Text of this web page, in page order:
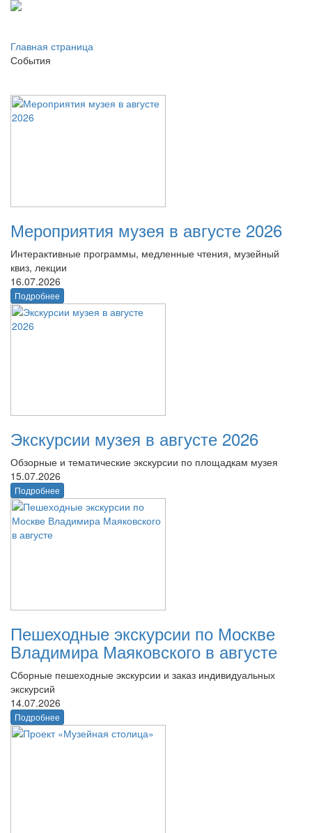
Главная страница
События
Мероприятия музея в августе 2026
Интерактивные программы, медленные чтения, музейный
квиз, лекции
16.07.2026
Подробнее
Экскурсии музея в августе 2026
Обзорные и тематические экскурсии по площадкам музея
15.07.2026
Подробнее
Пешеходные экскурсии по Москве
Владимира Маяковского в августе
Сборные пешеходные экскурсии и заказ индивидуальных
экскурсий
14.07.2026
Подробнее